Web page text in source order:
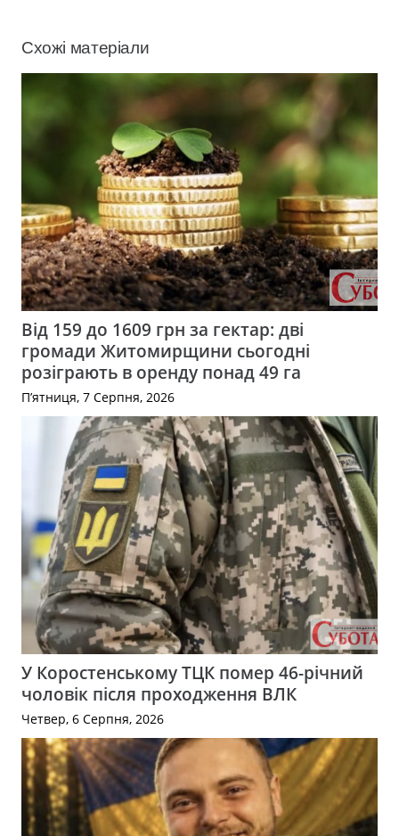
Схожі матеріали
Від 159 до 1609 грн за гектар: дві
громади Житомирщини сьогодні
розіграють в оренду понад 49 га
П’ятниця, 7 Серпня, 2026
У Коростенському ТЦК помер 46-річний
чоловік після проходження ВЛК
Четвер, 6 Серпня, 2026